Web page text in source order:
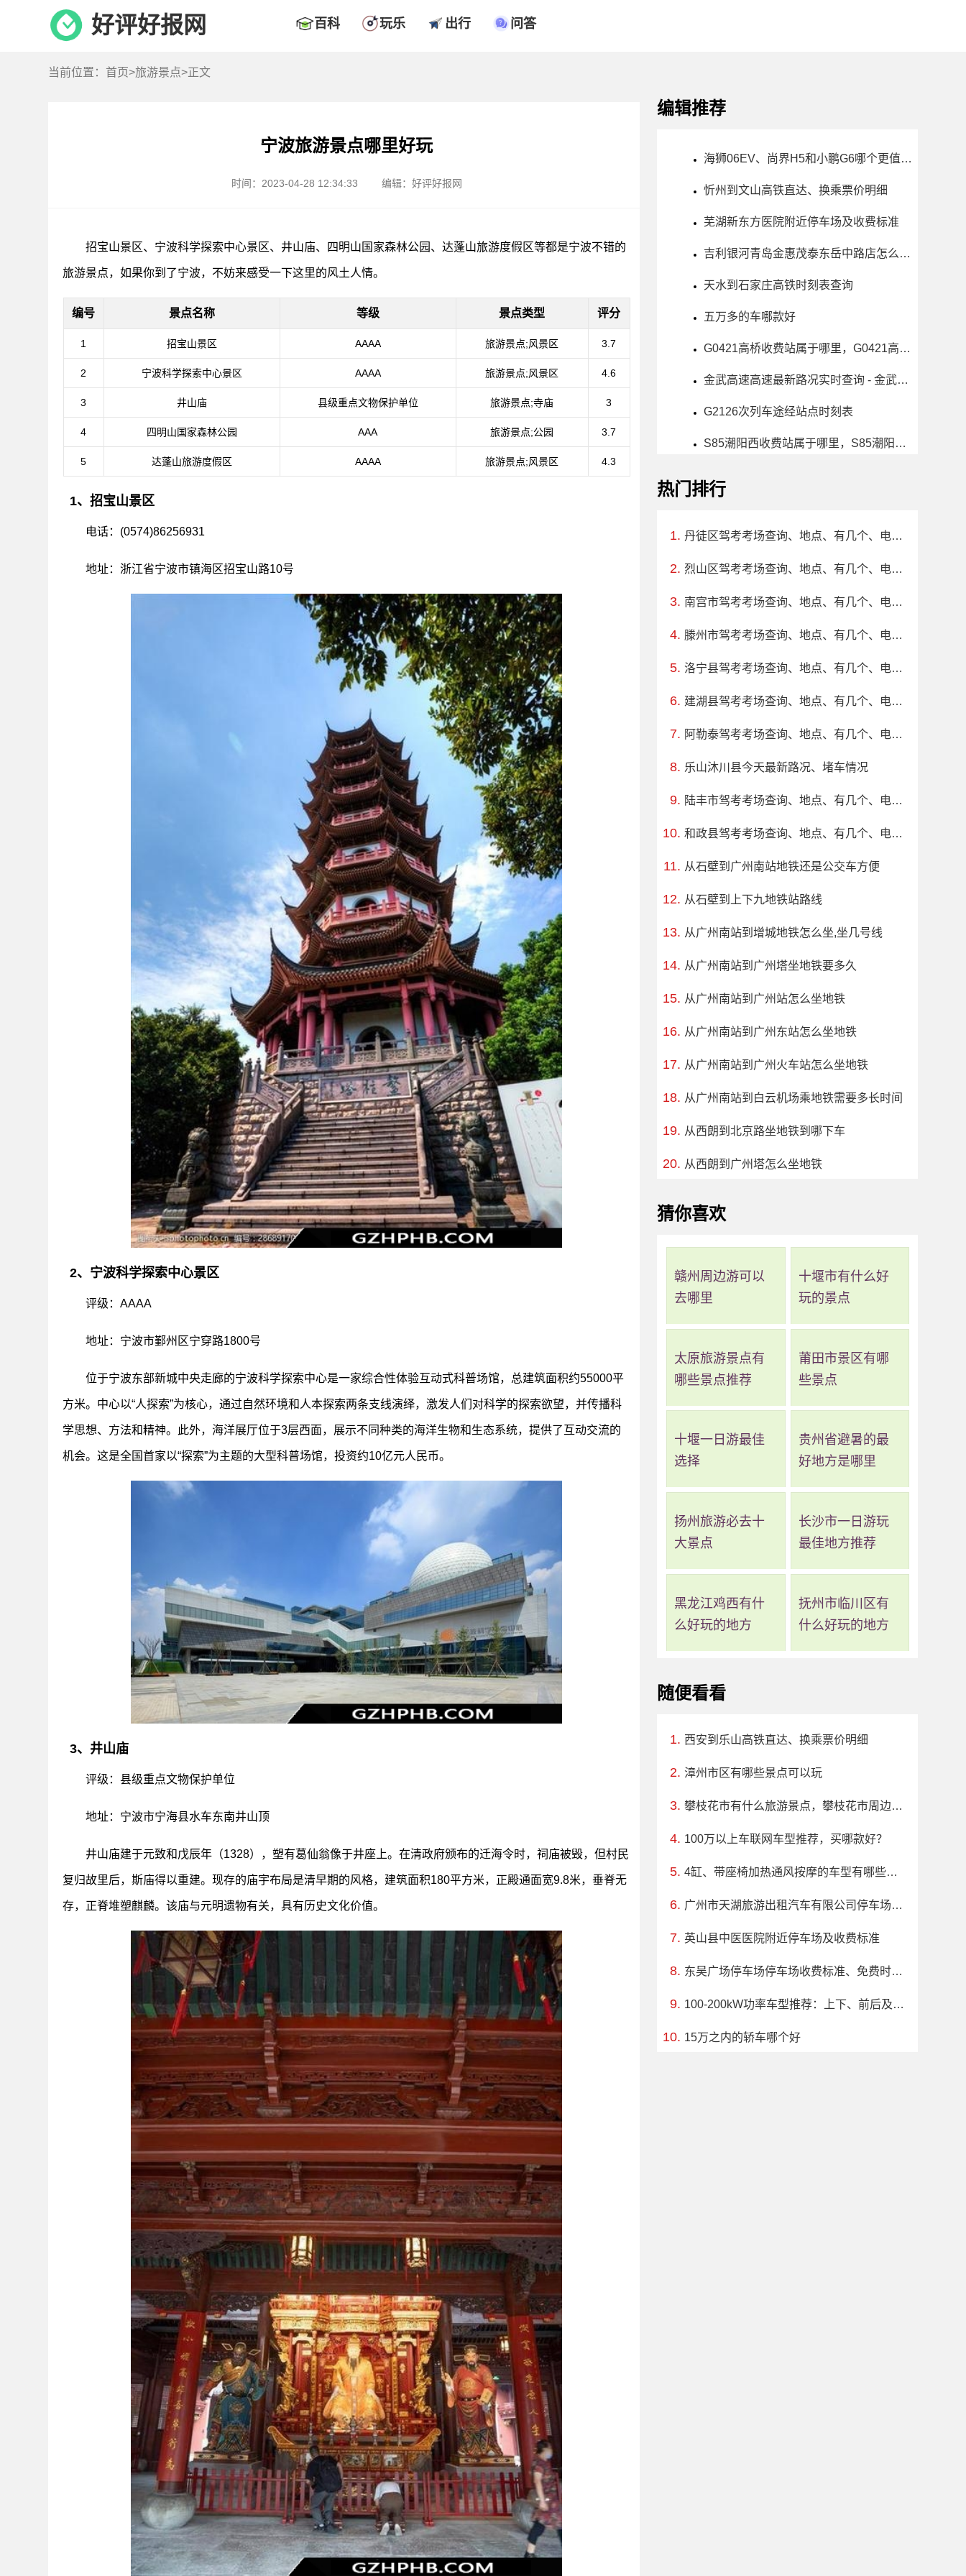
好评好报网 百科 玩乐 出行 问答
当前位置： 首页>旅游景点>正文
宁波旅游景点哪里好玩
时间：2023-04-28 12:34:33 编辑：好评好报网
招宝山景区、宁波科学探索中心景区、井山庙、四明山国家森林公园、达蓬山旅游度假区等都是宁波不错的
旅游景点，如果你到了宁波，不妨来感受一下这里的风土人情。
编号 景点名称 等级 景点类型 评分
1 招宝山景区 AAAA 旅游景点;风景区 3.7
2 宁波科学探索中心景区 AAAA 旅游景点;风景区 4.6
3 井山庙 县级重点文物保护单位 旅游景点;寺庙 3
4 四明山国家森林公园 AAA 旅游景点;公园 3.7
5 达蓬山旅游度假区 AAAA 旅游景点;风景区 4.3
1、招宝山景区
电话：(0574)86256931
地址：浙江省宁波市镇海区招宝山路10号
2、宁波科学探索中心景区
评级：AAAA
地址：宁波市鄞州区宁穿路1800号
位于宁波东部新城中央走廊的宁波科学探索中心是一家综合性体验互动式科普场馆，总建筑面积约55000平
方米。中心以“人探索”为核心，通过自然环境和人本探索两条支线演绎，激发人们对科学的探索欲望，并传播科
学思想、方法和精神。此外，海洋展厅位于3层西面，展示不同种类的海洋生物和生态系统，提供了互动交流的
机会。这是全国首家以“探索”为主题的大型科普场馆，投资约10亿元人民币。
3、井山庙
评级：县级重点文物保护单位
地址：宁波市宁海县水车东南井山顶
井山庙建于元致和戊辰年（1328），塑有葛仙翁像于井座上。在清政府颁布的迁海令时，祠庙被毁，但村民
复归故里后，斯庙得以重建。现存的庙宇布局是清早期的风格，建筑面积180平方米，正殿通面宽9.8米，垂脊无
存，正脊堆塑麒麟。该庙与元明遗物有关，具有历史文化价值。
编辑推荐
海狮06EV、尚界H5和小鹏G6哪个更值得买？性价比、配置对比
忻州到文山高铁直达、换乘票价明细
芜湖新东方医院附近停车场及收费标准
吉利银河青岛金惠茂泰东岳中路店怎么样、地址、电话、上班时间查询
天水到石家庄高铁时刻表查询
五万多的车哪款好
G0421高桥收费站属于哪里，G0421高桥收费站入口的详细地址
金武高速高速最新路况实时查询 - 金武高速高速最新消息
G2126次列车途经站点时刻表
S85潮阳西收费站属于哪里，S85潮阳西收费站入口的详细地址
热门排行
丹徒区驾考考场查询、地点、有几个、电话、上班时间
烈山区驾考考场查询、地点、有几个、电话、上班时间
南宫市驾考考场查询、地点、有几个、电话、上班时间
滕州市驾考考场查询、地点、有几个、电话、上班时间
洛宁县驾考考场查询、地点、有几个、电话、上班时间
建湖县驾考考场查询、地点、有几个、电话、上班时间
阿勒泰驾考考场查询、地点、有几个、电话、上班时间
乐山沐川县今天最新路况、堵车情况
陆丰市驾考考场查询、地点、有几个、电话、上班时间
和政县驾考考场查询、地点、有几个、电话、上班时间
从石壁到广州南站地铁还是公交车方便
从石壁到上下九地铁站路线
从广州南站到增城地铁怎么坐,坐几号线
从广州南站到广州塔坐地铁要多久
从广州南站到广州站怎么坐地铁
从广州南站到广州东站怎么坐地铁
从广州南站到广州火车站怎么坐地铁
从广州南站到白云机场乘地铁需要多长时间
从西朗到北京路坐地铁到哪下车
从西朗到广州塔怎么坐地铁
猜你喜欢
赣州周边游可以
去哪里
十堰市有什么好
玩的景点
太原旅游景点有
哪些景点推荐
莆田市景区有哪
些景点
十堰一日游最佳
选择
贵州省避暑的最
好地方是哪里
扬州旅游必去十
大景点
长沙市一日游玩
最佳地方推荐
黑龙江鸡西有什
么好玩的地方
抚州市临川区有
什么好玩的地方
随便看看
西安到乐山高铁直达、换乘票价明细
漳州市区有哪些景点可以玩
攀枝花市有什么旅游景点，攀枝花市周边一日游休闲
100万以上车联网车型推荐，买哪款好？
4缸、带座椅加热通风按摩的车型有哪些？哪款好？价格多少？
广州市天湖旅游出租汽车有限公司停车场收费标准、免费时长、日租月租信息
英山县中医医院附近停车场及收费标准
东吴广场停车场停车场收费标准、免费时长、日租月租信息
100-200kW功率车型推荐：上下、前后及上下+前后驱动车型有哪些，哪款车好，价格多少
15万之内的轿车哪个好